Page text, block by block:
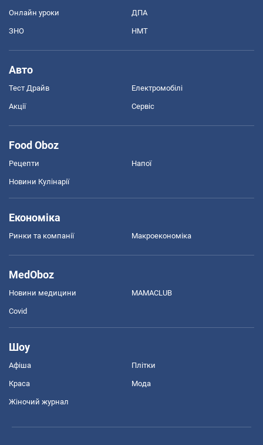
Онлайн уроки ДПА
ЗНО НМТ
Авто
Тест Драйв Електромобілі
Акції Сервіс
Food Oboz
Рецепти Напої
Новини Кулінарії
Економіка
Ринки та компанії Макроекономіка
MedOboz
Новини медицини MAMACLUB
Covid
Шоу
Афіша Плітки
Краса Мода
Жіночий журнал